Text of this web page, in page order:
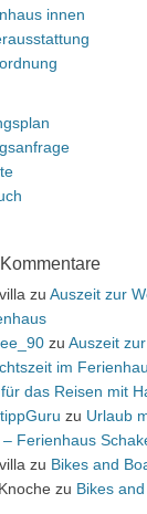
innen
zu Auszeit zur
zu Auszeit zur
im
das Reisen mit
zu Urlaub
– Ferienhaus
zu Bikes and
zu Bikes